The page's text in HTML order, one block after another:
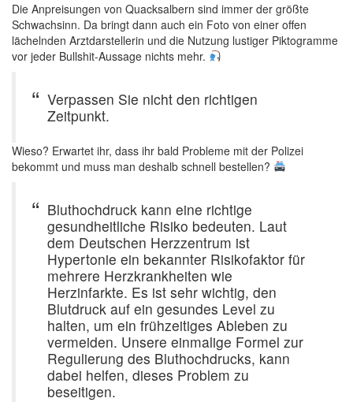
Die Anpreisungen von Quacksalbern sind immer der größte
Schwachsinn. Da bringt dann auch ein Foto von einer offen
lächelnden Arztdarstellerin und die Nutzung lustiger Piktogramme
vor jeder Bullshit-Aussage nichts mehr.
Verpassen Sie nicht den richtigen
Zeitpunkt.
Wieso? Erwartet ihr, dass ihr bald Probleme mit der Polizei
bekommt und muss man deshalb schnell bestellen?
Bluthochdruck kann eine richtige
gesundheitliche Risiko bedeuten. Laut
dem Deutschen Herzzentrum ist
Hypertonie ein bekannter Risikofaktor für
mehrere Herzkrankheiten wie
Herzinfarkte. Es ist sehr wichtig, den
Blutdruck auf ein gesundes Level zu
halten, um ein frühzeitiges Ableben zu
vermeiden. Unsere einmalige Formel zur
Regulierung des Bluthochdrucks, kann
dabei helfen, dieses Problem zu
beseitigen.